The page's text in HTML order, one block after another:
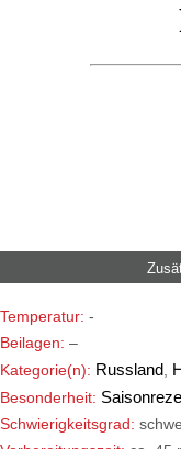
Temperatur: -
Beilagen: –
Kategorie(n): Russland
Besonderheit:
Schwierigkeitsgrad: